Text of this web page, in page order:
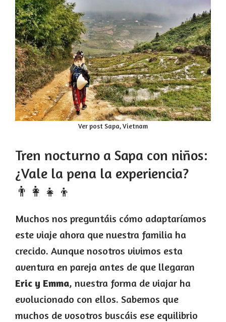
Ver post Sapa, Vietnam
Tren nocturno a Sapa con niños:
¿Vale la pena la experiencia?
👨‍👩‍👧‍👦
Muchos nos preguntáis cómo adaptaríamos
este viaje ahora que nuestra familia ha
crecido. Aunque nosotros vivimos esta
aventura en pareja antes de que llegaran
Eric y Emma, nuestra forma de viajar ha
evolucionado con ellos. Sabemos que
muchos de vosotros buscáis ese equilibrio